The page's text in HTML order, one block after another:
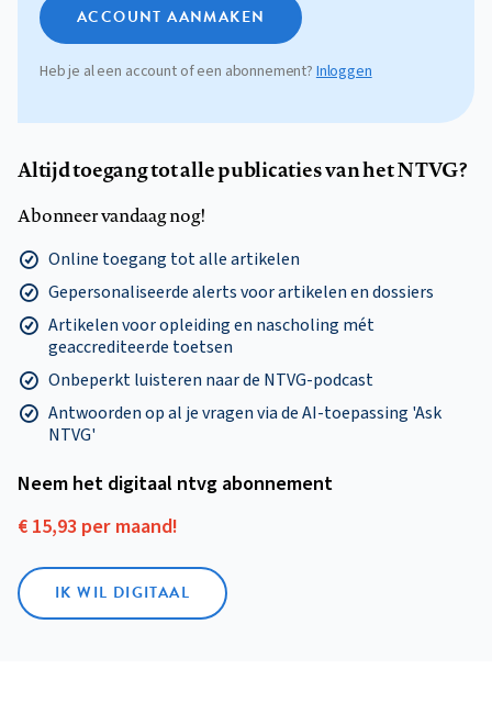
ACCOUNT AANMAKEN
Heb je al een account of een abonnement?Inloggen
Altijd toegang tot alle publicaties van het NTVG?
Abonneer vandaag nog!
Online toegang tot alle artikelen
Gepersonaliseerde alerts voor artikelen en dossiers
Artikelen voor opleiding en nascholing mét
geaccrediteerde toetsen
Onbeperkt luisteren naar de NTVG-podcast
Antwoorden op al je vragen via de AI-toepassing 'Ask
NTVG'
Neem het digitaal ntvg abonnement
€ 15,93 per maand!
IK WIL DIGITAAL